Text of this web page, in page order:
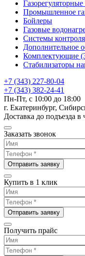
Промышленное
Бойлеры
Газовые
Системы контроля
Дополнительное
Комплектующие
Стабилизаторы
+7 (343) 227-80-04
+7 (343) 382-24-41
Пн-Пт, с 10:00 до 18:00
г. Екатеринбург,
Доставка до подъезда в
Заказать звонок
Отправить заявку
Купить в 1 клик
Отправить заявку
Получить прайс